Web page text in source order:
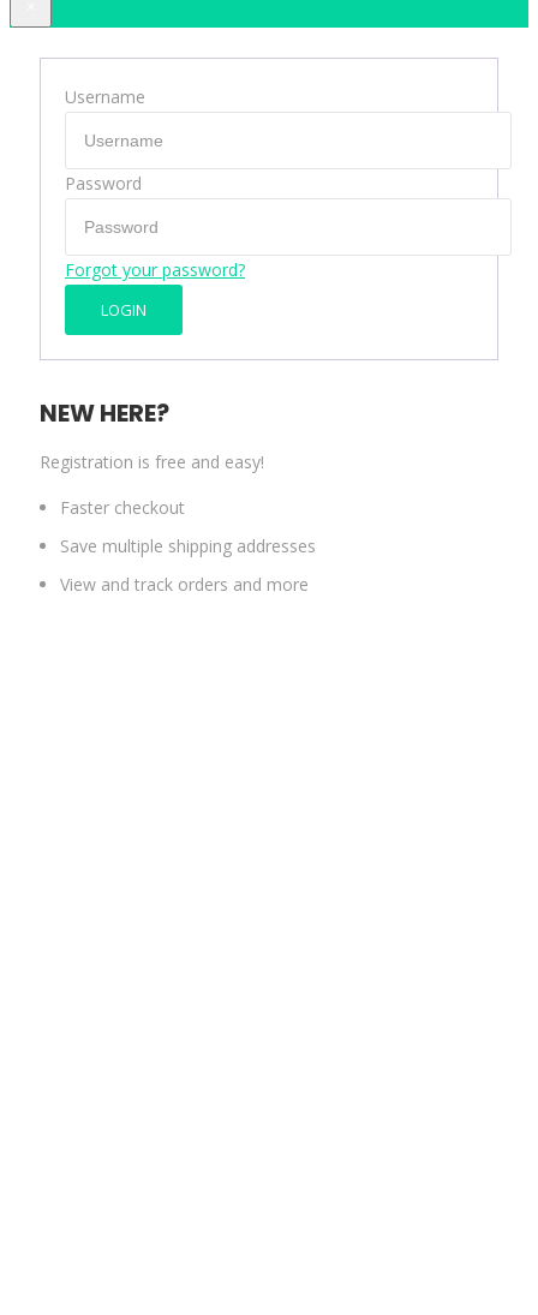
Username
Password
Forgot your password?
NEW HERE?
Registration is free and easy!
Faster checkout
Save multiple shipping addresses
View and track orders and more